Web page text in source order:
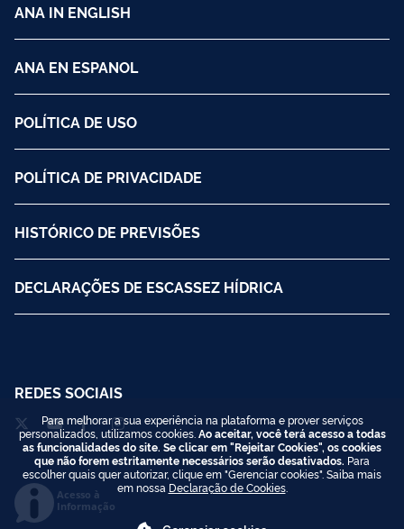
ANA IN ENGLISH
ANA EN ESPANOL
POLÍTICA DE USO
POLÍTICA DE PRIVACIDADE
HISTÓRICO DE PREVISÕES
DECLARAÇÕES DE ESCASSEZ HÍDRICA
REDES SOCIAIS
Acesso à
Informação
Para melhorar a sua experiência na plataforma e prover serviços
personalizados, utilizamos cookies. Ao aceitar, você terá acesso a todas
as funcionalidades do site. Se clicar em "Rejeitar Cookies", os cookies
que não forem estritamente necessários serão desativados. Para
escolher quais quer autorizar, clique em "Gerenciar cookies". Saiba mais
em nossa Declaração de Cookies.